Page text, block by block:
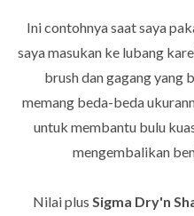
Ini contohnya saat saya
saya masukan ke lubang
brush dan gagang yang
memang beda-beda
untuk membantu bulu
mengembalikan
Nilai plus Sigma Dry'n